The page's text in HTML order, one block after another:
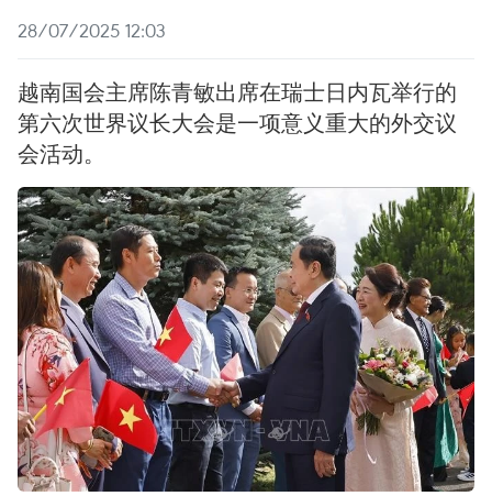
28/07/2025 12:03
越南国会主席陈青敏出席在瑞士日内瓦举行的
第六次世界议长大会是一项意义重大的外交议
会活动。